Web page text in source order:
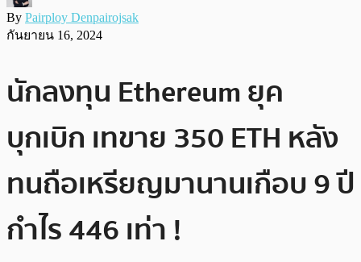
By Pairploy Denpairojsak
กันยายน 16, 2024
นักลงทุน Ethereum ยุค
บุกเบิก เทขาย 350 ETH หลัง
ทนถือเหรียญมานานเกือบ 9 ปี
กำไร 446 เท่า !